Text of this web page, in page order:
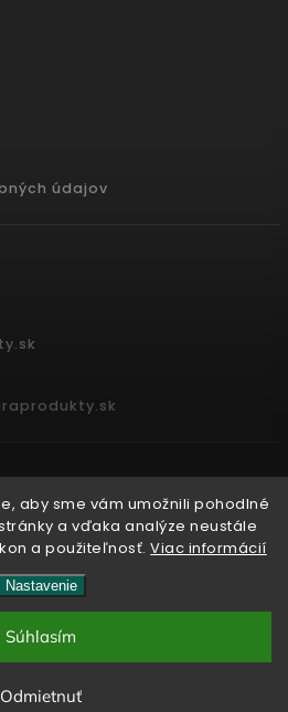
aby sme vám umožnili pohodlné
a vďaka analýze neustále
a použiteľnosť.Viac informácií
Nastavenie
Odmietnuť
Súhlasím
údajov
| Design